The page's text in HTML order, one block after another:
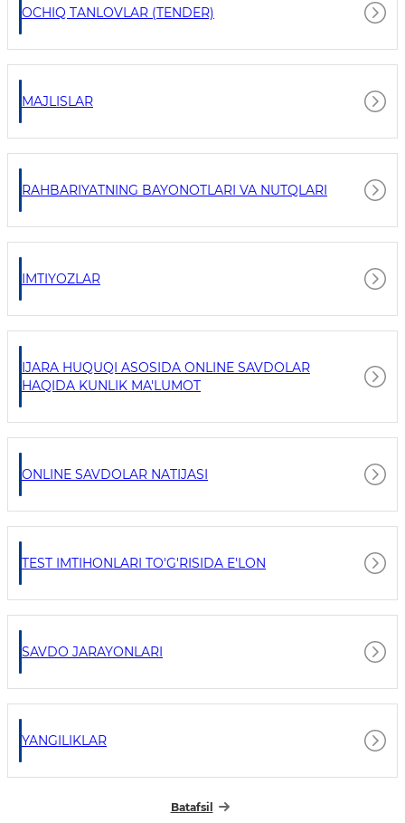
OCHIQ TANLOVLAR (TENDER)
MAJLISLAR
RAHBARIYATNING BAYONOTLARI VA NUTQLARI
IMTIYOZLAR
IJARA HUQUQI ASOSIDA ONLINE SAVDOLAR
HAQIDA KUNLIK MA'LUMOT
ONLINE SAVDOLAR NATIJASI
TEST IMTIHONLARI TO'G'RISIDA E'LON
SAVDO JARAYONLARI
YANGILIKLAR
Batafsil